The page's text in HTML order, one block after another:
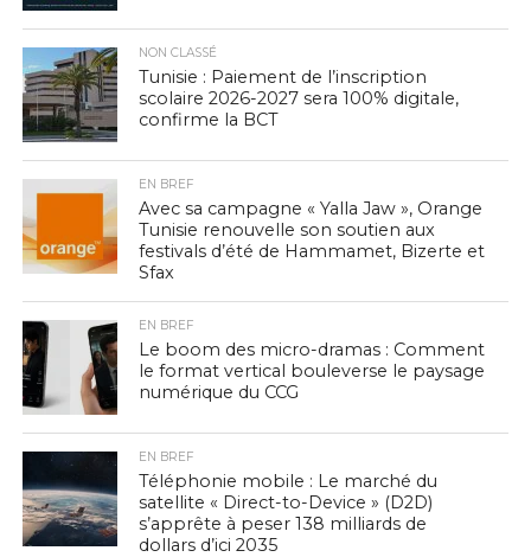
NON CLASSÉ
Tunisie : Paiement de l’inscription
scolaire 2026-2027 sera 100% digitale,
confirme la BCT
EN BREF
Avec sa campagne « Yalla Jaw », Orange
Tunisie renouvelle son soutien aux
festivals d’été de Hammamet, Bizerte et
Sfax
EN BREF
Le boom des micro-dramas : Comment
le format vertical bouleverse le paysage
numérique du CCG
EN BREF
Téléphonie mobile : Le marché du
satellite « Direct-to-Device » (D2D)
s’apprête à peser 138 milliards de
dollars d’ici 2035